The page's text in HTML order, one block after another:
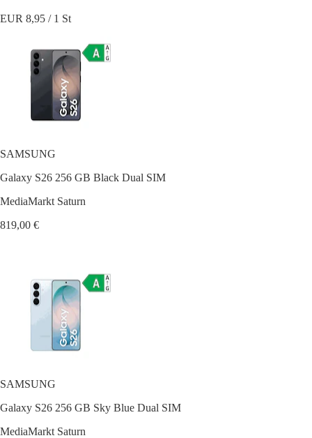
EUR 8,95 / 1 St
SAMSUNG
Galaxy S26 256 GB Black Dual SIM
MediaMarkt Saturn
819,00 €
SAMSUNG
Galaxy S26 256 GB Sky Blue Dual SIM
MediaMarkt Saturn